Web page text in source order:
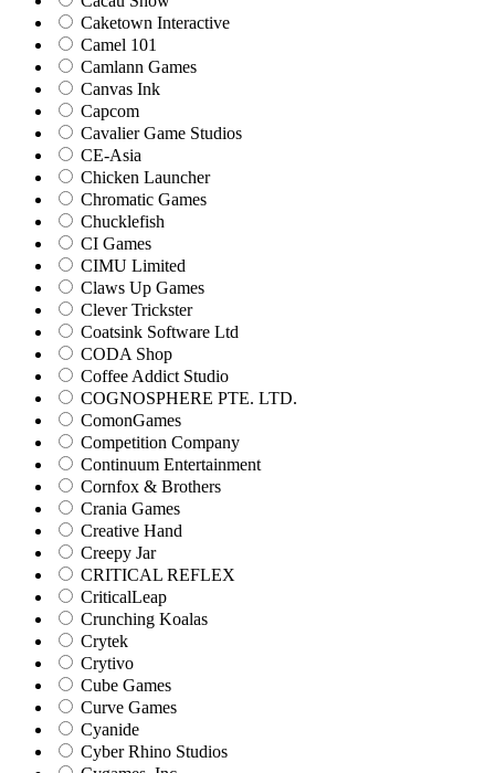
Caketown Interactive
Camel 101
Camlann Games
Canvas Ink
Capcom
Cavalier Game Studios
CE-Asia
Chicken Launcher
Chromatic Games
Chucklefish
CI Games
CIMU Limited
Claws Up Games
Clever Trickster
Coatsink Software Ltd
CODA Shop
Coffee Addict Studio
COGNOSPHERE PTE. LTD.
ComonGames
Competition Company
Continuum Entertainment
Cornfox & Brothers
Crania Games
Creative Hand
Creepy Jar
CRITICAL REFLEX
CriticalLeap
Crunching Koalas
Crytek
Crytivo
Cube Games
Curve Games
Cyanide
Cyber Rhino Studios